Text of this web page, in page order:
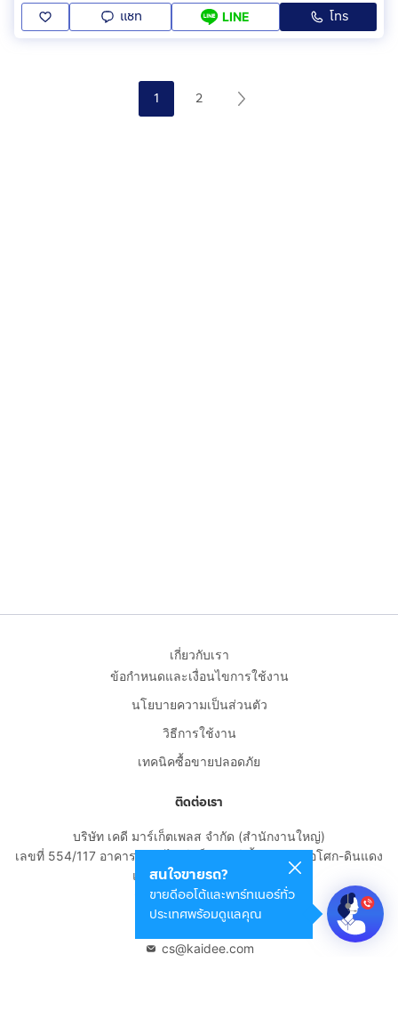
แชท LINE โทร
1 2
สนใจขายรถ?
ขายดีออโต้และพาร์ทเนอร์ทั่ว
ประเทศพร้อมดูแลคุณ
เกี่ยวกับเรา
ข้อกำหนดและเงื่อนไขการใช้งาน
นโยบายความเป็นส่วนตัว
วิธีการใช้งาน
เทคนิคซื้อขายปลอดภัย
ติดต่อเรา
บริษัท เคดี มาร์เก็ตเพลส จำกัด (สำนักงานใหญ่)
เลขที่ 554/117 อาคารสกายไนน์ เซ็นเตอร์ ชั้น 22 ถนนอโศก-ดินแดง
แขวงดินแดง เขตดินแดง
กรุงเทพมหานคร 10400
cs@kaidee.com